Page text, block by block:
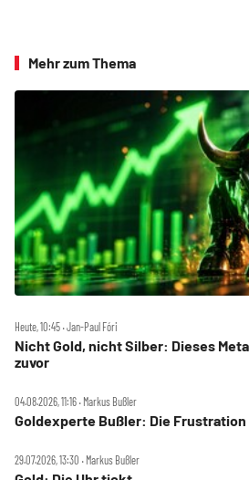
Mehr zum Thema
Heute, 10:45 ‧ Jan-Paul Fóri
Nicht Gold, nicht Silber: Dieses
zuvor
04.08.2026, 11:16 ‧ Markus Bußler
Goldexperte Bußler: Die
29.07.2026, 13:30 ‧ Markus Bußler